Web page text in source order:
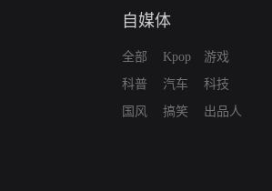
自媒体
全部
科普
国风
Kpop
汽车
搞笑
游戏
科技
出品人